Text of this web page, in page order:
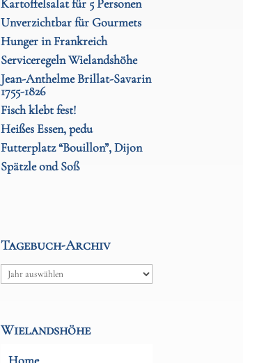
Kartoffelsalat für 5 Personen
Unverzichtbar für Gourmets
Hunger in Frankreich
Serviceregeln Wielandshöhe
Jean-Anthelme Brillat-Savarin
1755-1826
Fisch klebt fest!
Heißes Essen, pedu
Futterplatz “Bouillon”, Dijon
Spätzle ond Soß
Tagebuch-Archiv
Archiv
Wielandshöhe